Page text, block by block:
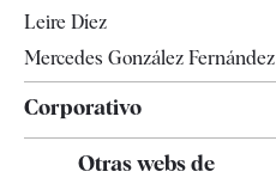
Leire Díez
Mercedes González Fernández
Corporativo
Contacto
Otras webs de